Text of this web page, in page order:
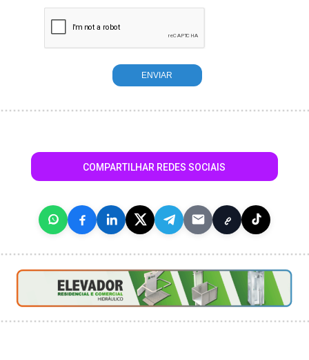
COMPARTILHAR REDES SOCIAIS